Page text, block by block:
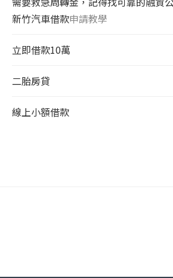
新竹汽車借款申請教學
立即借款10萬
二胎房貸
線上小額借款